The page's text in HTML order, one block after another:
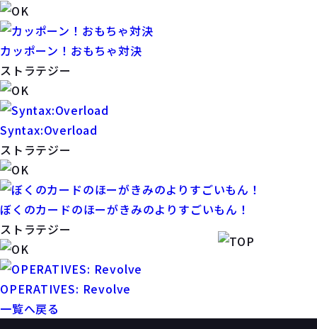
カッポーン！おもちゃ対決
ストラテジー
Syntax:Overload
ストラテジー
ぼくのカードのほーがきみのよりすごいもん！
ストラテジー
OPERATIVES: Revolve
一覧へ戻る